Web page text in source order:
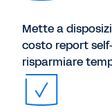
Mette a
costo report
risparmiare